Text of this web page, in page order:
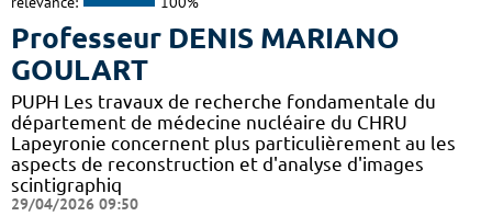
Professeur DENIS MARIANO
GOULART
PUPH Les travaux de recherche fondamentale du
département de médecine nucléaire du CHRU
Lapeyronie concernent plus particulièrement au les
aspects de reconstruction et d'analyse d'images
scintigraphiq
29/04/2026 09:50